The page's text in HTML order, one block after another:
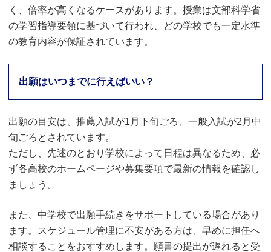
く、倍率が高くなるケースがあります。授業は文部科学省
の学習指導要領に基づいて行われ、どの学校でも一定水準
の教育内容が保証されています。
出願はいつまでに行えばいい？
出願の目安は、推薦入試が1月下旬ごろ、一般入試が2月中
旬ごろとされています。
ただし、先述のとおり学校によって日程は異なるため、必
ず各高校のホームページや募集要項で最新の情報を確認し
ましょう。
また、中学校で出願手続きをサポートしている場合があり
ます。スケジュール管理に不安がある方は、早めに担任へ
相談することをおすすめします。願書の提出が遅れると受